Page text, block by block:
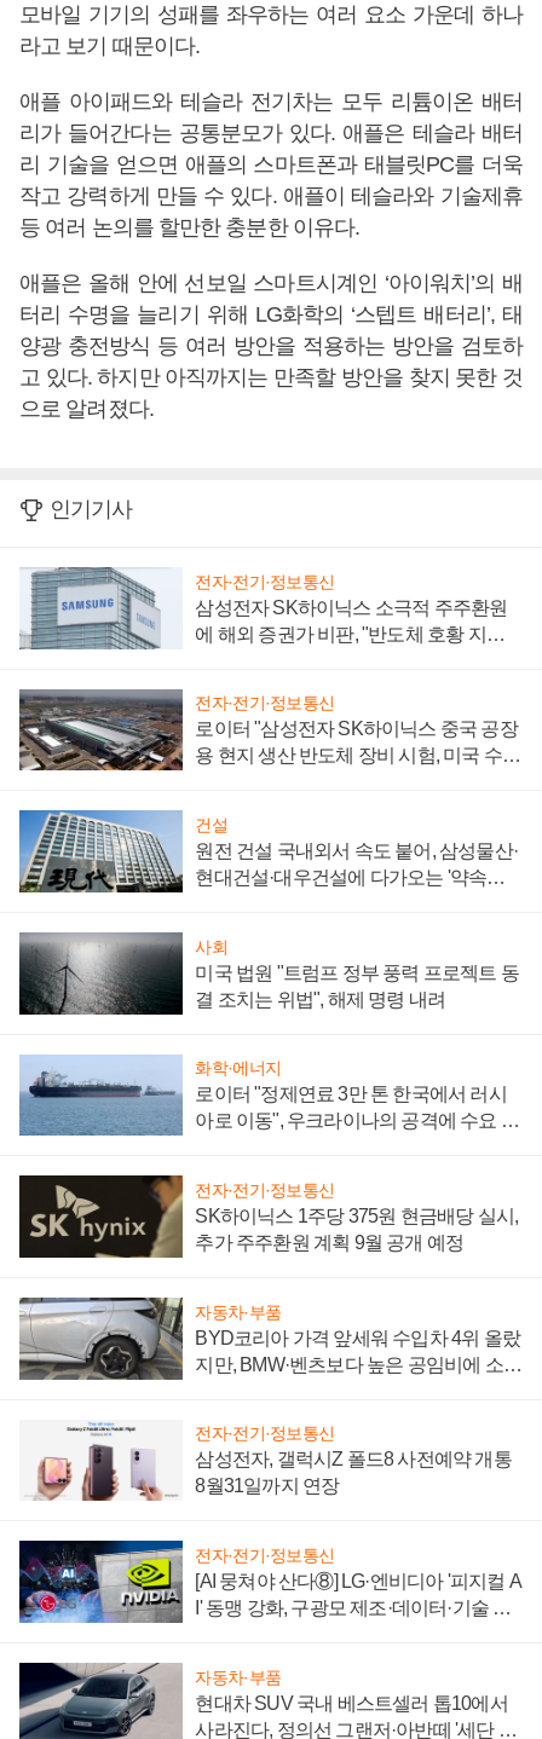
모바일 기기의 성패를 좌우하는 여러 요소 가운데 하나
라고 보기 때문이다.
애플 아이패드와 테슬라 전기차는 모두 리튬이온 배터
리가 들어간다는 공통분모가 있다. 애플은 테슬라 배터
리 기술을 얻으면 애플의 스마트폰과 태블릿PC를 더욱
작고 강력하게 만들 수 있다. 애플이 테슬라와 기술제휴
등 여러 논의를 할만한 충분한 이유다.
애플은 올해 안에 선보일 스마트시계인 ‘아이워치’의 배
터리 수명을 늘리기 위해 LG화학의 ‘스텝트 배터리’, 태
양광 충전방식 등 여러 방안을 적용하는 방안을 검토하
고 있다. 하지만 아직까지는 만족할 방안을 찾지 못한 것
으로 알려졌다.
인기기사
전자·전기·정보통신
삼성전자 SK하이닉스 소극적 주주환원
에 해외 증권가 비판, "반도체 호황 지속
전자·전기·정보통신
로이터 "삼성전자 SK하이닉스 중국 공장
용 현지 생산 반도체 장비 시험, 미국 수출
건설
원전 건설 국내외서 속도 붙어, 삼성물산·
현대건설·대우건설에 다가오는 '약속의
사회
미국 법원 "트럼프 정부 풍력 프로젝트 동
결 조치는 위법", 해제 명령 내려
화학·에너지
로이터 "정제연료 3만 톤 한국에서 러시
아로 이동", 우크라이나의 공격에 수요 늘
전자·전기·정보통신
SK하이닉스 1주당 375원 현금배당 실시,
추가 주주환원 계획 9월 공개 예정
자동차·부품
BYD코리아 가격 앞세워 수입차 4위 올랐
지만, BMW·벤츠보다 높은 공임비에 소비
전자·전기·정보통신
삼성전자, 갤럭시Z 폴드8 사전예약 개통
8월31일까지 연장
전자·전기·정보통신
[AI 뭉쳐야 산다⑧] LG·엔비디아 '피지컬 A
I' 동맹 강화, 구광모 제조·데이터·기술 결
자동차·부품
현대차 SUV 국내 베스트셀러 톱10에서
사라진다, 정의선 그랜저·아반떼 '세단 쌍